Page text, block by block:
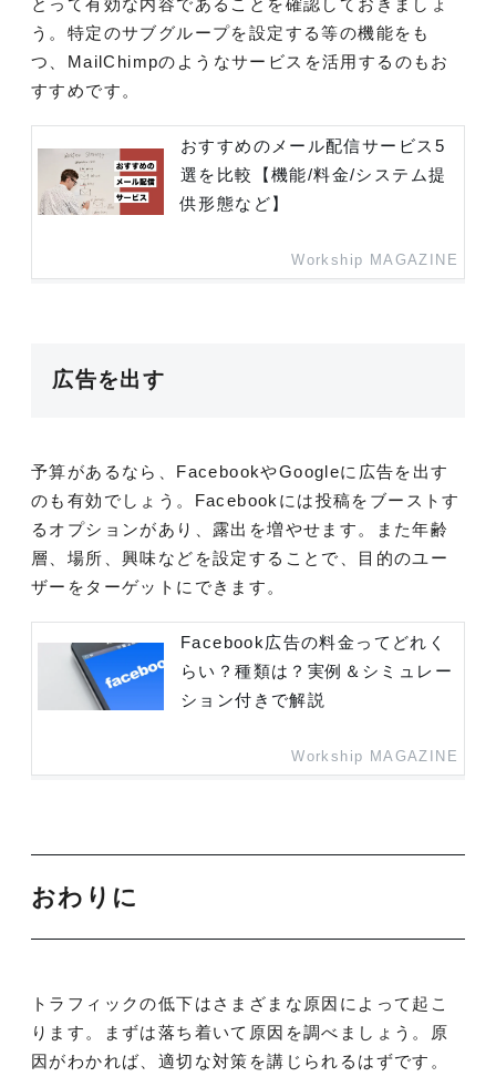
とって有効な内容であることを確認しておきましょ
う。特定のサブグループを設定する等の機能をも
つ、MailChimpのようなサービスを活用するのもお
すすめです。
おすすめのメール配信サービス5
選を比較【機能/料金/システム提
供形態など】
Workship MAGAZINE
広告を出す
予算があるなら、FacebookやGoogleに広告を出す
のも有効でしょう。Facebookには投稿をブーストす
るオプションがあり、露出を増やせます。また年齢
層、場所、興味などを設定することで、目的のユー
ザーをターゲットにできます。
Facebook広告の料金ってどれく
らい？種類は？実例＆シミュレー
ション付きで解説
Workship MAGAZINE
おわりに
トラフィックの低下はさまざまな原因によって起こ
ります。まずは落ち着いて原因を調べましょう。原
因がわかれば、適切な対策を講じられるはずです。